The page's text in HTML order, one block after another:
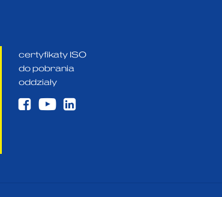
certyfikaty ISO
do pobrania
oddziały